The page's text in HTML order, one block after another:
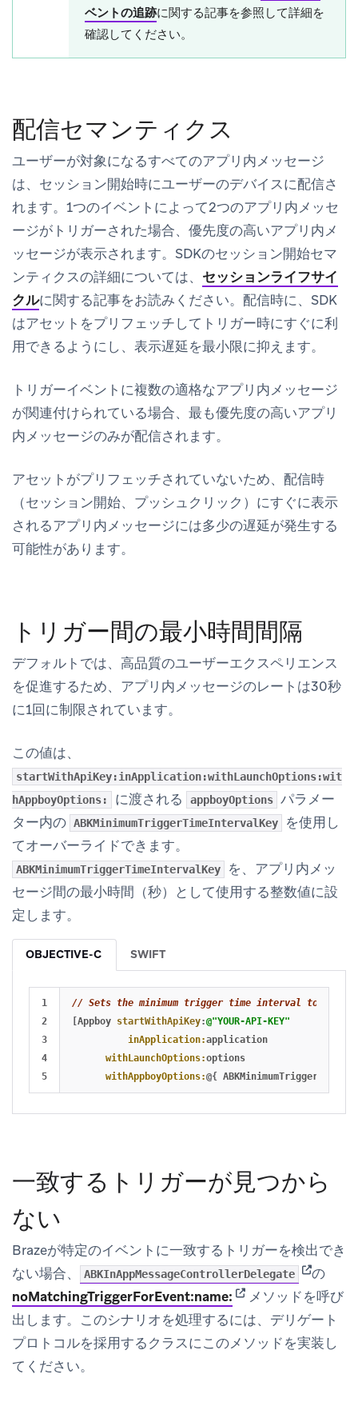
ベントの追跡に関する記事を参照して詳細を
確認してください。
配信セマンティクス
ユーザーが対象になるすべてのアプリ内メッセージ
は、セッション開始時にユーザーのデバイスに配信さ
れます。1つのイベントによって2つのアプリ内メッセ
ージがトリガーされた場合、優先度の高いアプリ内メ
ッセージが表示されます。SDKのセッション開始セマ
ンティクスの詳細については、 セッションライフサイ
クルに関する記事をお読みください。配信時に、SDK
はアセットをプリフェッチしてトリガー時にすぐに利
用できるようにし、表示遅延を最小限に抑えます。
トリガーイベントに複数の適格なアプリ内メッセージ
が関連付けられている場合、最も優先度の高いアプリ
内メッセージのみが配信されます。
アセットがプリフェッチされていないため、配信時
（セッション開始、プッシュクリック）にすぐに表示
されるアプリ内メッセージには多少の遅延が発生する
可能性があります。
トリガー間の最小時間間隔
デフォルトでは、高品質のユーザーエクスペリエンス
を促進するため、アプリ内メッセージのレートは30秒
に1回に制限されています。
この値は、
startWithApiKey:inApplication:withLaunchOptions:wit
hAppboyOptions:
に渡される appboyOptions パラメー
ター内の ABKMinimumTriggerTimeIntervalKey
を使用し
てオーバーライドできます。
ABKMinimumTriggerTimeIntervalKey
を、アプリ内メッ
セージ間の最小時間（秒）として使用する整数値に設
定します。
OBJECTIVE-C SWIFT
1
2
3
4
// Sets the minimum trigger time interval to 5
[Appboy startWithApiKey:@"YOUR-API-KEY"
inApplication:application
withLaunchOptions:options
withAppboyOptions:@{
一致するトリガーが見つから
ない
Brazeが特定のイベントに一致するトリガーを検出でき
ない場合、
ABKInAppMessageControllerDelegate (opens
の
noMatchingTriggerForEvent:name: (opens in new tab)
メソッドを呼び
出します。このシナリオを処理するには、デリゲート
プロトコルを採用するクラスにこのメソッドを実装し
てください。